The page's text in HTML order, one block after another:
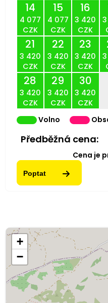
14
4 077
CZK
15
4 077
CZK
16
3 420
CZK
21
3 420
CZK
22
3 420
CZK
23
3 420
CZK
28
3 420
CZK
29
3 420
CZK
30
3 420
CZK
Volno
Předběžná cena:
Cena je
Poptat
+
−